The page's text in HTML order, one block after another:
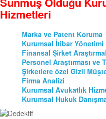
Hizmetleri
Marka ve Patent Koruma
Kurumsal İtibar Yönetimi
Finansal Şirket
Personel Araştırması ve
Şirketlere özel Gizli
Firma Analizi
Kurumsal Avukatlık
Kurumsal Hukuk